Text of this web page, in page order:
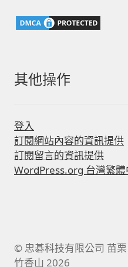
字:
其他操作
登入
訂閱網站內容的資訊提供
訂閱留言的資訊提供
WordPress.org 台灣繁體
© 忠碁科技有限公司 苗
竹香山 2026